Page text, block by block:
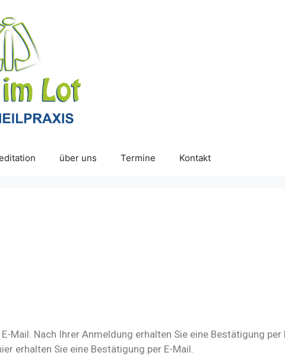
über uns Termine Kontakt
Nach Ihrer Anmeldung erhalten Sie eine Bestätigung per
erhalten Sie eine Bestätigung per E-Mail.